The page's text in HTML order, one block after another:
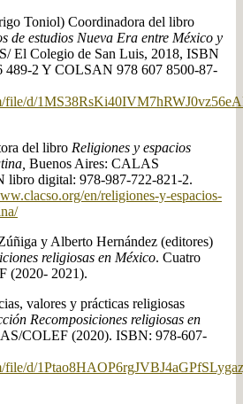
Toniol) Coordinadora del libro
de estudios Nueva Era entre México y
El Colegio de San Luis, 2018, ISBN
489-2 Y COLSAN 978 607 8500-87-
file/d/
del libro Religiones y espacios
Buenos Aires: CALAS
digital: 978-987-722-821-2.
en/religiones-y-espacios-
y Alberto Hernández (editores)
religiosas en México. Cuatro
(2020- 2021).
valores y prácticas religiosas
Recomposiciones religiosas en
COLEF (2020). ISBN: 978-607-
file/d/